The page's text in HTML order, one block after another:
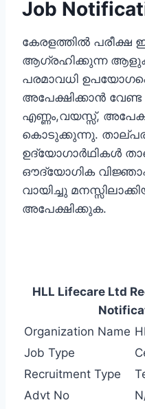
Job
കേരളത്തില്‍ പരീക്ഷ
ആഗ്രഹിക്കുന്ന
പരമാവധി
അപേക്ഷിക്കാന്‍
എണ്ണം,വയസ്സ്,
കൊടുക്കുന്നു.
ഉദ്യോഗാര്‍ഥികള്‍
ഔദ്യോഗിക
വായിച്ചു
അപേക്ഷിക്കുക.
HLL Lifecare Ltd
Organization Name
Job Type
Recruitment Type
Advt No